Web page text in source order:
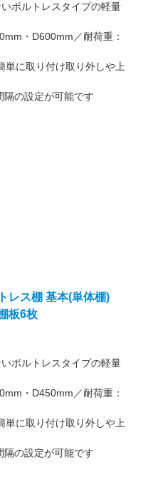
ボルトレスタイプの軽量
・D600mm／耐荷重：
単に取り付け取り外しや上
の設定が可能です
レス棚 基本(単体棚)
板6枚
ボルトレスタイプの軽量
・D450mm／耐荷重：
単に取り付け取り外しや上
の設定が可能です